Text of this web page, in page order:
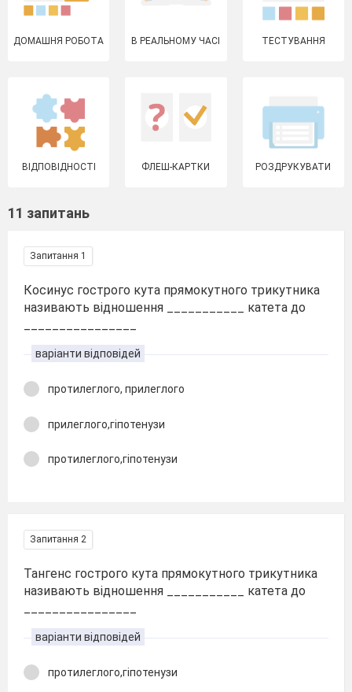
ДОМАШНЯ РОБОТА В РЕАЛЬНОМУ ЧАСІ ТЕСТУВАННЯ
ВІДПОВІДНОСТІ ФЛЕШ-КАРТКИ РОЗДРУКУВАТИ
11 запитань
Запитання 1
Косинус гострого кута прямокутного трикутника
називають відношення ___________ катета до
варіанти відповідей
протилеглого, прилеглого
прилеглого,гіпотенузи
протилеглого,гіпотенузи
Запитання 2
Тангенс гострого кута прямокутного трикутника
називають відношення ___________ катета до
варіанти відповідей
протилеглого,гіпотенузи